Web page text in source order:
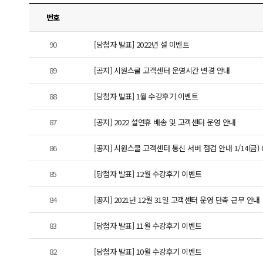
번호
90 [당첨자 발표] 2022년 설 이벤트
89 [공지] 시원스쿨 고객센터 운영시간 변경 안내
88 [당첨자 발표] 1월 수강후기 이벤트
87 [공지] 2022 설연휴 배송 및 고객센터 운영 안내
86 [공지] 시원스쿨 고객센터 통신 서버 점검 안내 1/14(금)
85 [당첨자 발표] 12월 수강후기 이벤트
84 [공지] 2021년 12월 31일 고객센터 운영 단축 근무 안내
83 [당첨자 발표] 11월 수강후기 이벤트
82 [당첨자 발표] 10월 수강후기 이벤트